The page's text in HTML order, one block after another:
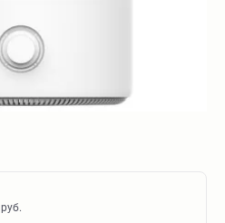
руб.